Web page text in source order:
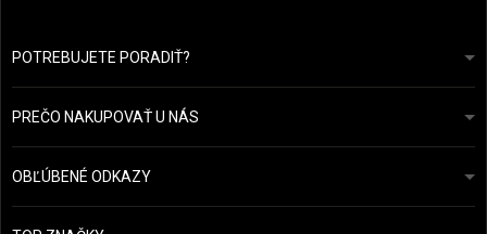
POTREBUJETE PORADIŤ?info@prozdravevlasy.cz
Odpovieme do 24 hodín.
PREČO NAKUPOVAŤ U NÁS
Obchodní podmínky
Ochrana osobních údajů
Přehled plateb a dopravy
OBĽÚBENÉ ODKAZY
Náš příběh
Kérastase